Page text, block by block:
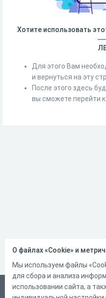
Хотите использовать
Для этого Вам
и вернуться на эту
После этого здесь
вы сможете перейти
Русский
О файлах «Cookie» и
Мы используем файлы
для сбора и анализа
использовании сайта, а